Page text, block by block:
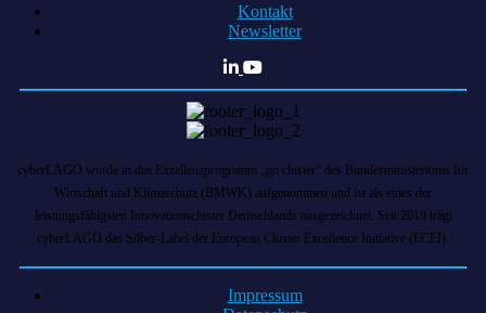
Kontakt
Newsletter
cyberLAGO wurde in das Exzellenzprogramm „go cluster“ des Bundesministeriums für
Wirtschaft und Klimaschutz (BMWK) aufgenommen und ist als eines der
leistungsfähigsten Innovationscluster Deutschlands ausgezeichnet. Seit 2019 trägt
cyberLAGO das Silber-Label der European Cluster Excellence Initiative (ECEI).
Impressum